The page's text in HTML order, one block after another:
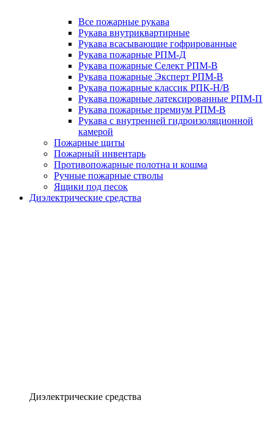
Все пожарные рукава
Рукава внутриквартирные
Рукава всасывающие гофрированные
Рукава пожарные РПМ-Д
Рукава пожарные Селект РПМ-В
Рукава пожарные Эксперт РПМ-В
Рукава пожарные классик РПК-Н/В
Рукава пожарные латексированные РПМ-П
Рукава пожарные премиум РПМ-В
Рукава с внутренней гидроизоляционной
камерой
Пожарные щиты
Пожарный инвентарь
Противопожарные полотна и кошма
Ручные пожарные стволы
Ящики под песок
Диэлектрические средства
Диэлектрические средства